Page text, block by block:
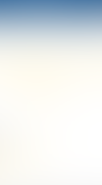
le
menu
un salarié à la retraite
à